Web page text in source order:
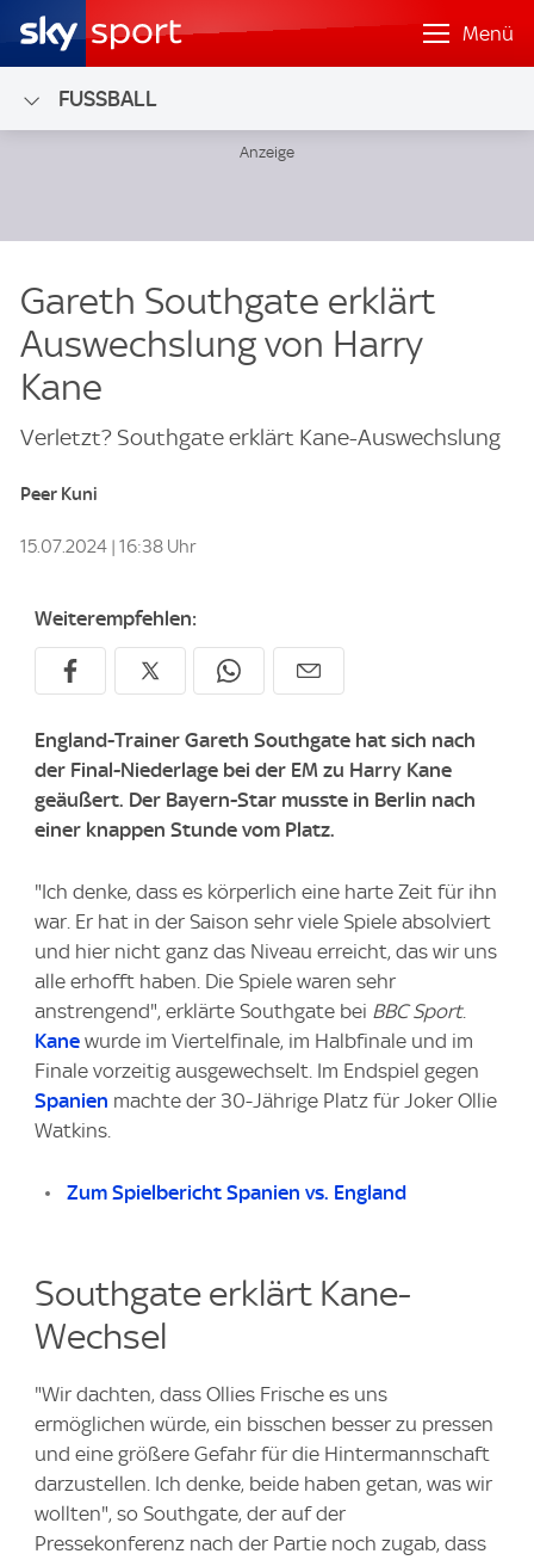
Menü
FUSSBALL
Gareth Southgate erklärt
Auswechslung von Harry
Kane
Verletzt? Southgate erklärt Kane-Auswechslung
Peer Kuni
15.07.2024 | 16:38 Uhr
Weiterempfehlen:
England-Trainer Gareth Southgate hat sich nach
der Final-Niederlage bei der EM zu Harry Kane
geäußert. Der Bayern-Star musste in Berlin nach
einer knappen Stunde vom Platz.
"Ich denke, dass es körperlich eine harte Zeit für ihn
war. Er hat in der Saison sehr viele Spiele absolviert
und hier nicht ganz das Niveau erreicht, das wir uns
alle erhofft haben. Die Spiele waren sehr
anstrengend", erklärte Southgate bei BBC Sport.
Kane wurde im Viertelfinale, im Halbfinale und im
Finale vorzeitig ausgewechselt. Im Endspiel gegen
Spanien machte der 30-Jährige Platz für Joker Ollie
Watkins.
Zum Spielbericht Spanien vs. England
Southgate erklärt Kane-
Wechsel
"Wir dachten, dass Ollies Frische es uns
ermöglichen würde, ein bisschen besser zu pressen
und eine größere Gefahr für die Hintermannschaft
darzustellen. Ich denke, beide haben getan, was wir
wollten", so Southgate, der auf der
Pressekonferenz nach der Partie noch zugab, dass